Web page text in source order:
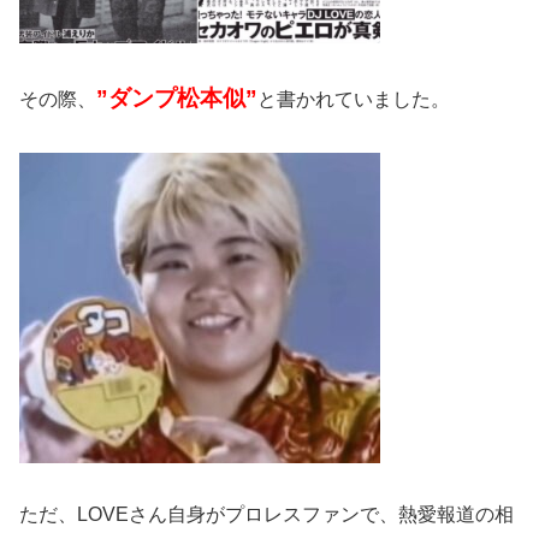
その際、 ”ダンプ松本似”と書かれていました。
ただ、LOVEさん自身がプロレスファンで、熱愛報道の相